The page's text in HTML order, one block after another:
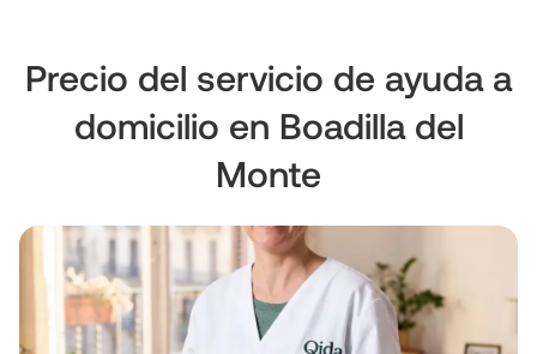
Precio del servicio de ayuda a
domicilio en Boadilla del
Monte